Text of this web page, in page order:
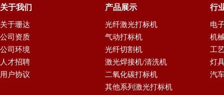
关于我们
关于珊达
公司资质
公司环境
人才招聘
用户协议
产品展示
光纤激光打标机
气动打标机
光纤切割机
激光焊接机/清洗机
二氧化碳打标机
其他系列激光打标机
行
电
机
工
灯
汽